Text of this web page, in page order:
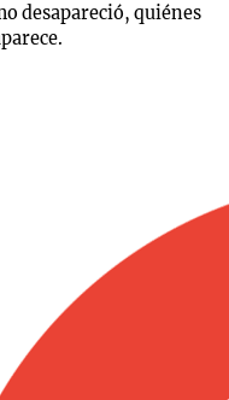
desapareció, quiénes